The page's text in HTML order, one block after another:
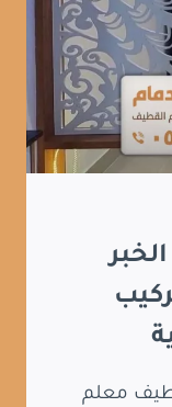
0532806449 تركيب
معلم